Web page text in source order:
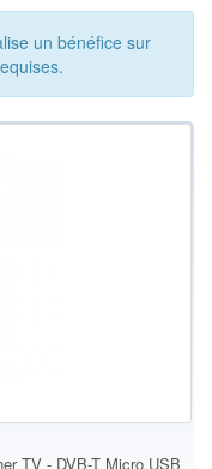
un bénéfice sur
TV - DVB-T Micro USB